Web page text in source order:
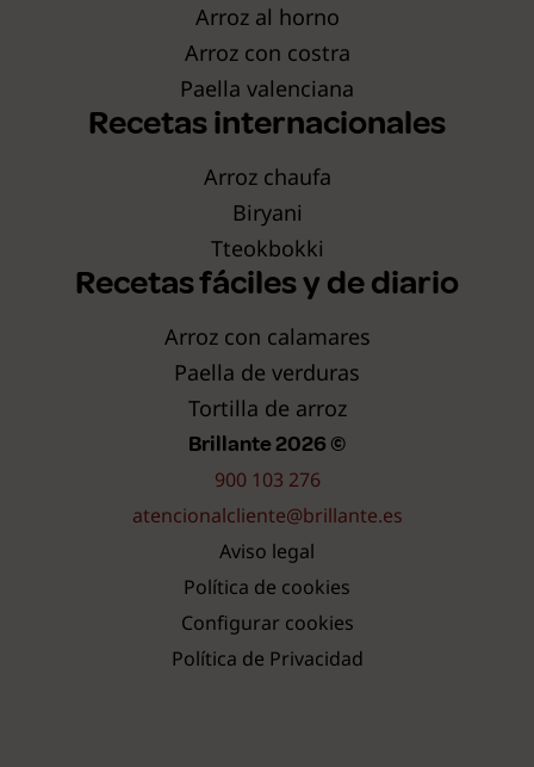
Arroz al horno
Arroz con costra
Paella valenciana
Recetas internacionales
Arroz chaufa
Biryani
Tteokbokki
Recetas fáciles y de diario
Arroz con calamares
Paella de verduras
Tortilla de arroz
Brillante 2026 ©
900 103 276
atencionalcliente@brillante.es
Aviso legal
Política de cookies
Configurar cookies
Política de Privacidad